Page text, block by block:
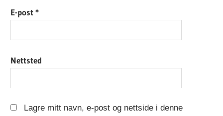
E-post*
Nettsted
Lagre mitt navn, e-post og nettside i denne